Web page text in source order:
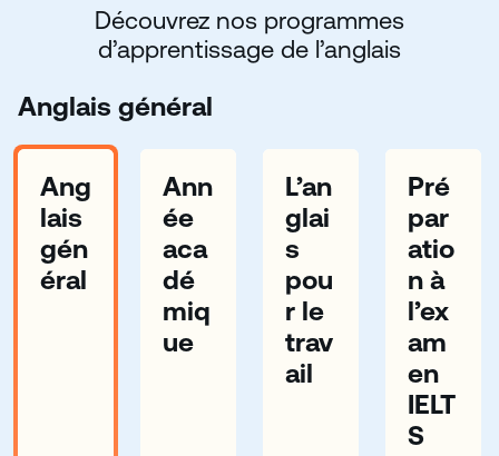
Découvrez nos programmes
d’apprentissage de l’anglais
Anglais général
Ang
lais
gén
éral
Ann
ée
aca
dé
miq
ue
L’an
glai
s
pou
r le
trav
ail
Pré
par
atio
n à
l’ex
am
en
IELT
S